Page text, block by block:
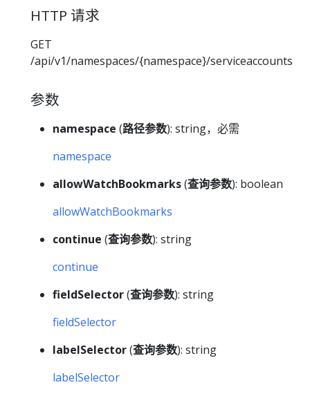
HTTP 请求
GET
/api/v1/namespaces/{namespace}/serviceaccounts
参数
namespace (路径参数): string，必需
namespace
allowWatchBookmarks(查询参数): boolean
allowWatchBookmarks
continue (查询参数): string
continue
fieldSelector(查询参数): string
fieldSelector
labelSelector(查询参数): string
labelSelector